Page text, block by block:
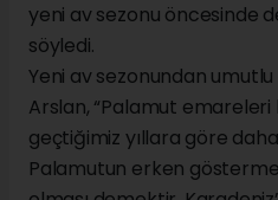
yeni av sezonu öncesinde
söyledi.
Yeni av sezonundan
Arslan, “Palamut
geçtiğimiz yıllara göre
Palamutun erken